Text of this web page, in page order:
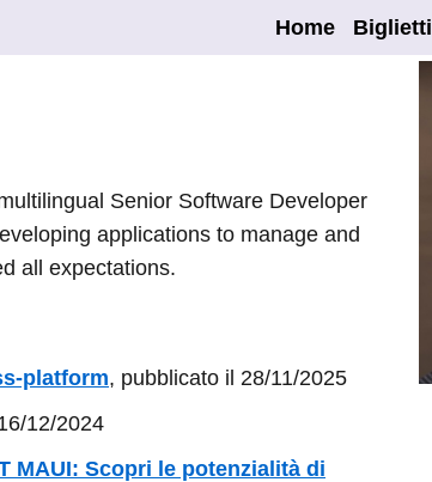
Home Biglietti
Senior Software Developer
applications to manage and
all expectations.
platform, pubblicato il 28/11/2025
12/2024
MAUI: Scopri le potenzialità di